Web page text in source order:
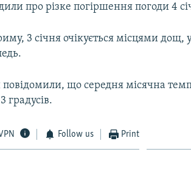
про різке погіршення погоди 4
3 січня очікується місцями дощ,
що середня місячна
градусів.
Follow us Print